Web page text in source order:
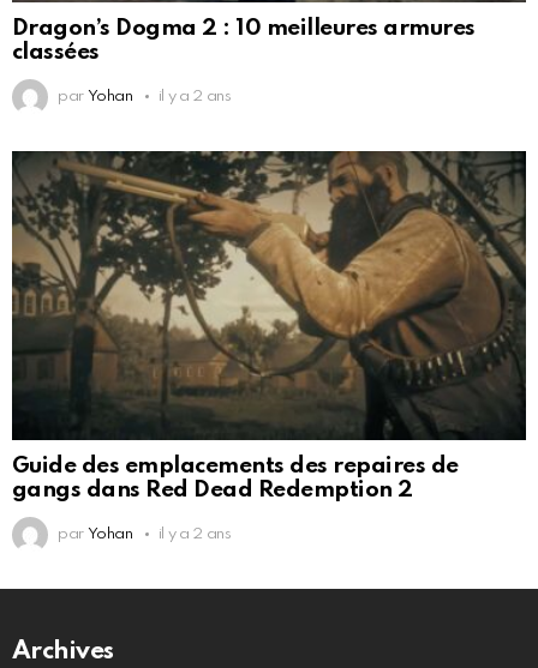
Dragon’s Dogma 2 : 10 meilleures armures
classées
par Yohan il y a 2 ans
Guide des emplacements des repaires de
gangs dans Red Dead Redemption 2
par Yohan il y a 2 ans
Archives